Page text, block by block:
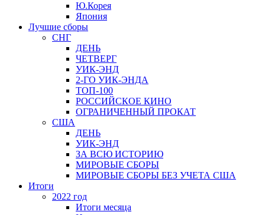
Ю.Корея
Япония
Лучшие сборы
СНГ
ДЕНЬ
ЧЕТВЕРГ
УИК-ЭНД
2-ГО УИК-ЭНДА
ТОП-100
РОССИЙСКОЕ КИНО
ОГРАНИЧЕННЫЙ ПРОКАТ
США
ДЕНЬ
УИК-ЭНД
ЗА ВСЮ ИСТОРИЮ
МИРОВЫЕ СБОРЫ
МИРОВЫЕ СБОРЫ БЕЗ УЧЕТА США
Итоги
2022 год
Итоги месяца